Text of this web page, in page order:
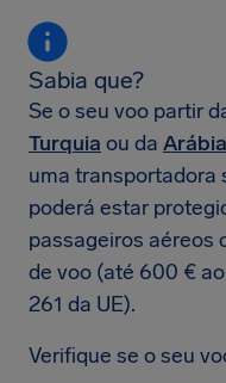
Sabia que?
Se o seu voo partir
Turquia ou da
uma transportadora
poderá estar
passageiros aéreos
de voo (até 600 €
261 da UE).
Verifique se o seu